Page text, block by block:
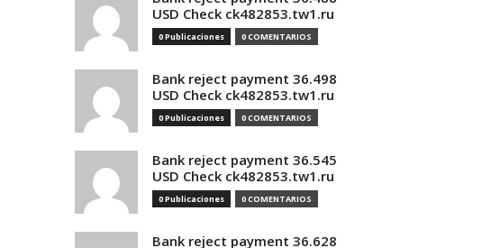
USD Check ck482853.tw1.ru
0 Publicaciones 0 COMENTARIOS
Bank reject payment 36.498
USD Check ck482853.tw1.ru
0 Publicaciones 0 COMENTARIOS
Bank reject payment 36.545
USD Check ck482853.tw1.ru
0 Publicaciones 0 COMENTARIOS
Bank reject payment 36.628